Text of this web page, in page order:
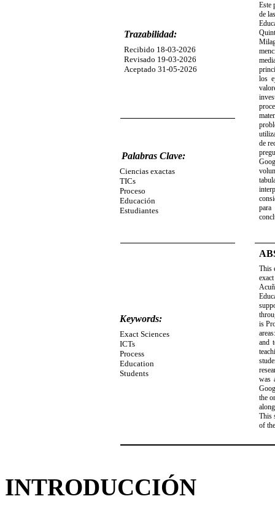
Trazabilidad:
Recibido 18-03-2026
Revisado 19-03-2026
Aceptado 31-05-2026
Este
de
los
de
para
Palabras Clave:
Ciencias exactas
TICs
Proceso
Educación
Estudiantes
Keywords:
Exact Sciences
ICTs
Process
Education
Students
This
is
and
was
the
This
of
INTRODUCCIÓN